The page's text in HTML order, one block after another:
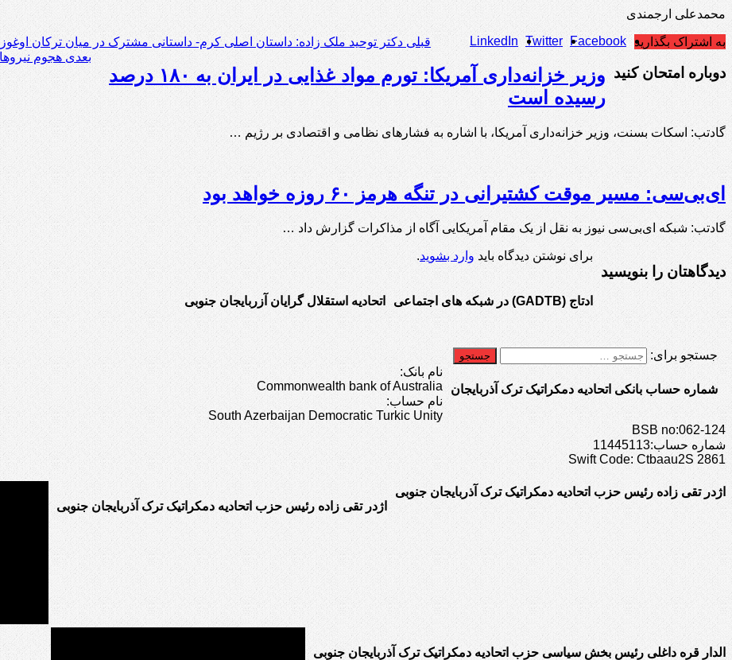
محمدعلی ارجمندی
به اشتراک بگذارید Facebook
Twitter
LinkedIn قبلی دکتر توحید ملک زاده: داستان اصلی کرم- داستانی مشترک در میان ترکان اوغوز
بعدی هجوم
دوباره امتحان کنید
وزیر خزانه‌داری آمریکا: تورم مواد غذایی در ایران به ۱۸۰ درصد
رسیده است
گادتب: اسکات بسنت، وزیر خزانه‌داری آمریکا، با اشاره به فشارهای نظامی و اقتصادی بر رژیم …
ای‌بی‌سی: مسیر موقت کشتیرانی در تنگه هرمز ۶۰ روزه خواهد بود
گادتب: شبکه ای‌بی‌سی نیوز به نقل از یک مقام آمریکایی آگاه از مذاکرات گزارش داد …
دیدگاهتان را بنویسید
برای نوشتن دیدگاه باید وارد بشوید.
ادتاج (GADTB) در شبکه های اجتماعی اتحادیه استقلال گرایان آزربایجان جنوبی
جستجو برای:
شماره حساب بانکی اتحادیه دمکراتیک ترک آذربایجان
نام بانک:
Commonwealth bank of Australia
نام حساب:
South Azerbaijan Democratic Turkic Unity
BSB no:062-124
شماره حساب:11445113
Swift Code: Ctbaau2S 2861
اژدر تقی زاده رئیس حزب اتحادیه دمکراتیک ترک آذربایجان جنوبی
اژدر تقی زاده رئیس حزب اتحادیه دمکراتیک ترک آذربایجان جنوبی
الدار قره داغلی رئیس بخش سیاسی حزب اتحادیه دمکراتیک ترک آذربایجان جنوبی